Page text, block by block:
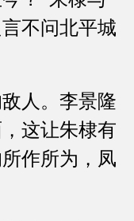
不问北平城
人。李景隆
这让朱棣有
作所为，凤